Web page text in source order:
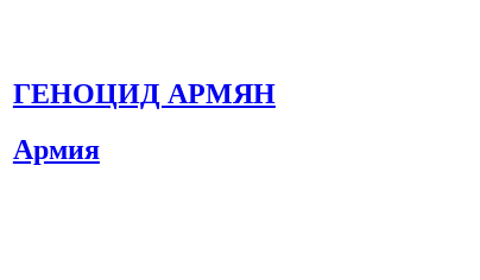
ГЕНОЦИД АРМЯН
Армия